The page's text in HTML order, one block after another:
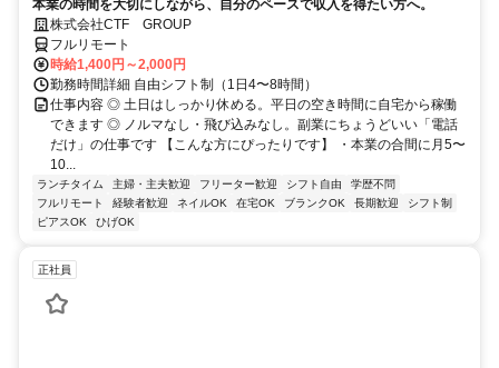
本業の時間を大切にしながら、自分のペースで収入を得たい方へ。
株式会社CTF GROUP
フルリモート
時給1,400円～2,000円
勤務時間詳細 自由シフト制（1日4〜8時間）
仕事内容 ◎ 土日はしっかり休める。平日の空き時間に自宅から稼働
できます ◎ ノルマなし・飛び込みなし。副業にちょうどいい「電話
だけ」の仕事です 【こんな方にぴったりです】 ・本業の合間に月5〜
10...
ランチタイム 主婦・主夫歓迎 フリーター歓迎 シフト自由
学歴不問
フルリモート
経験者歓迎 ネイルOK 在宅OK ブランクOK 長期歓迎
シフト制
ピアスOK
ひげOK
正社員